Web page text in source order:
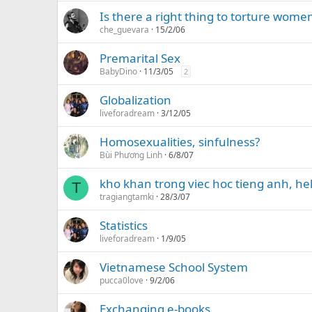
Is there a right thing to torture
che_guevara 15/2/06
Premarital Sex
BabyDino 11/3/05 2
Globalization
liveforadream 3/12/05
Homosexualities, sinfulness?
Bùi Phương Linh 6/8/07
T kho khan trong viec hoc tieng anh,
tragiangtamki 28/3/07
Statistics
liveforadream 1/9/05
Vietnamese School System
pucca0love 9/2/06